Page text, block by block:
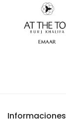
Informaciones